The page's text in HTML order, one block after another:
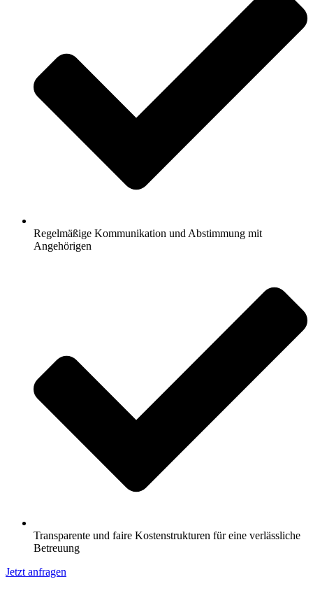
Regelmäßige Kommunikation und Abstimmung mit
Angehörigen
Transparente und faire Kostenstrukturen für eine verlässliche
Betreuung
Jetzt anfragen